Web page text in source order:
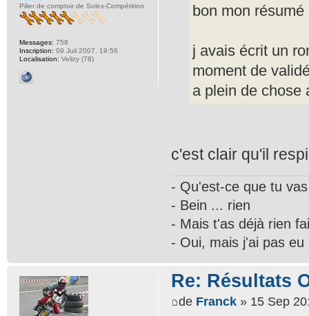
bon mon résumé
j avais écrit un
moment de
a plein de chose
c'est clair qu'il
- Qu'est-ce que tu
- Bein ... rien
- Mais t'as déjà rien
- Oui, mais j'ai pas
Pilier de comptoir de Solex-Compétition
Messages: 758
Inscription: 09 Juil 2007, 19:56
Localisation: Velizy (78)
Re: Résultats
de Franck » 15 Sep